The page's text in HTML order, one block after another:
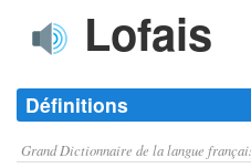
Lofais
Définitions
Grand Dictionnaire de la langue